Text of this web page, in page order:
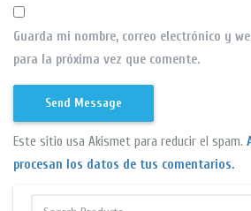
Guarda mi nombre, correo electrónico y
para la próxima vez que comente.
Este sitio usa Akismet para reducir el spam.
procesan los datos de tus comentarios.